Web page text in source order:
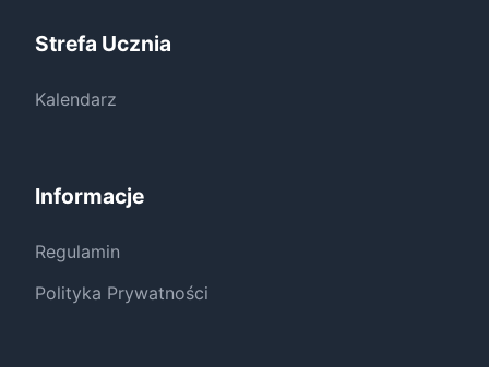
Strefa Ucznia
Kalendarz
Informacje
Regulamin
Polityka Prywatności